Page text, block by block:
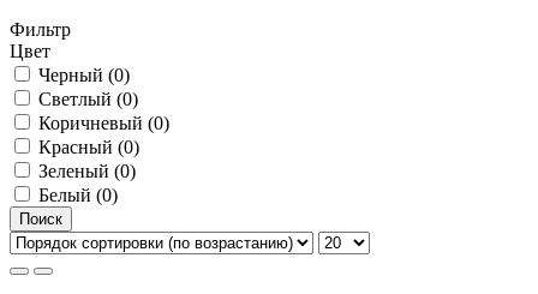
Фильтр
Цвет
Черный (0)
Светлый (0)
Коричневый (0)
Красный (0)
Зеленый (0)
Белый (0)
Поиск